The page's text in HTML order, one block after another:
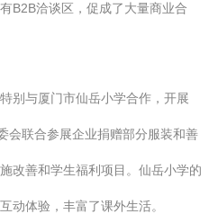
B2B洽谈区，促成了大量商业合
别与厦门市仙岳小学合作，开展
会联合参展企业捐赠部分服装和善
改善和学生福利项目。仙岳小学的
动体验，丰富了课外生活。